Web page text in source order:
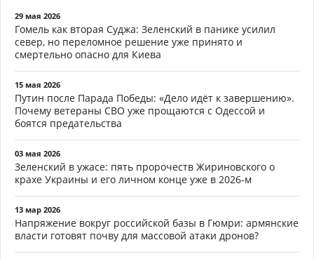
29 мая 2026
Гомель как вторая Суджа: Зеленский в панике усилил
север, но переломное решение уже принято и
смертельно опасно для Киева
15 мая 2026
Путин после Парада Победы: «Дело идёт к завершению».
Почему ветераны СВО уже прощаются с Одессой и
боятся предательства
03 мая 2026
Зеленский в ужасе: пять пророчеств Жириновского о
крахе Украины и его личном конце уже в 2026-м
13 мар 2026
Напряжение вокруг российской базы в Гюмри: армянские
власти готовят почву для массовой атаки дронов?